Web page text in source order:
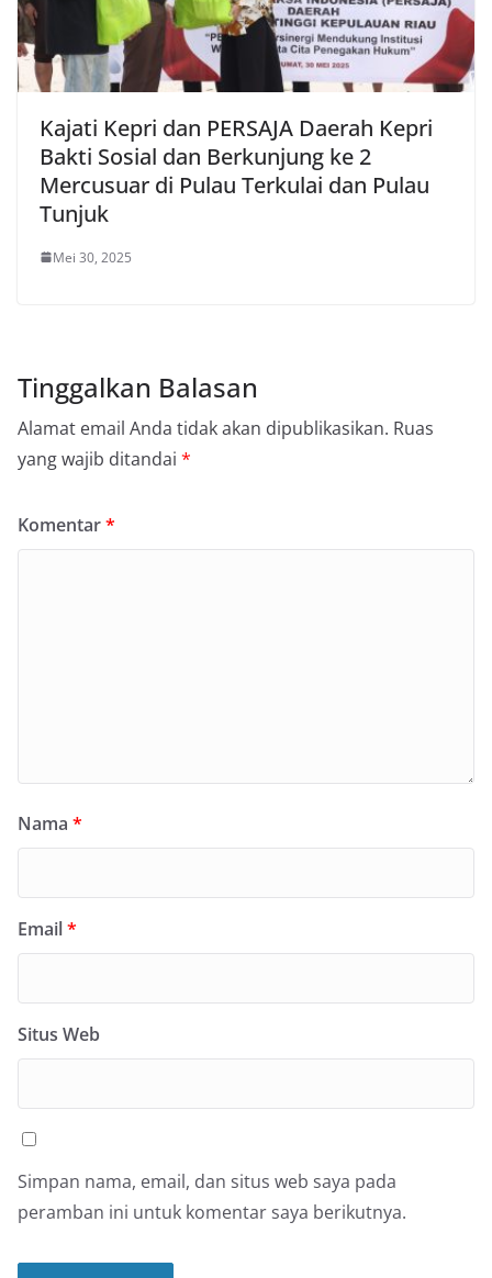
Kajati Kepri dan PERSAJA Daerah Kepri
Bakti Sosial dan Berkunjung ke 2
Mercusuar di Pulau Terkulai dan Pulau
Tunjuk
Mei 30, 2025
Tinggalkan Balasan
Alamat email Anda tidak akan dipublikasikan. Ruas
yang wajib ditandai *
Komentar*
Nama *
Email*
Situs Web
Simpan nama, email, dan situs web saya pada
peramban ini untuk komentar saya berikutnya.